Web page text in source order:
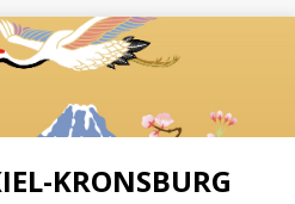
KRONSBURG